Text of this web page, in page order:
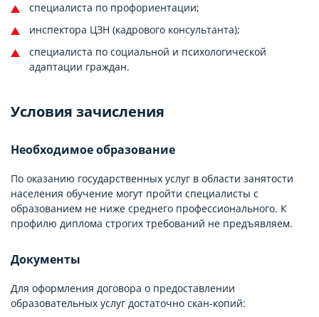
специалиста по профориентации;
инспектора ЦЗН (кадрового консультанта);
специалиста по социальной и психологической
адаптации граждан.
Условия зачисления
Необходимое образование
По оказанию государственных услуг в области занятости
населения обучение могут пройти специалисты с
образованием не ниже среднего профессионального. К
профилю диплома строгих требований не предъявляем.
Документы
Для оформления договора о предоставлении
образовательных услуг достаточно скан-копий: